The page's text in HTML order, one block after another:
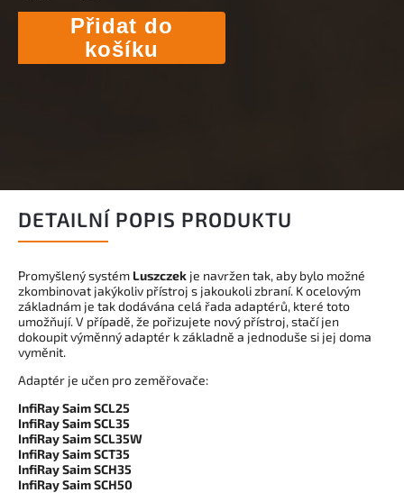
Přidat do
košíku
DETAILNÍ POPIS PRODUKTU
Promyšlený systém Luszczek je navržen tak, aby bylo možné
zkombinovat jakýkoliv přístroj s jakoukoli zbraní. K ocelovým
základnám je tak dodávána celá řada adaptérů, které toto
umožňují. V případě, že pořizujete nový přístroj, stačí jen
dokoupit výměnný adaptér k základně a jednoduše si jej doma
vyměnit.
Adaptér je učen pro zeměřovače:
InfiRay Saim SCL25
InfiRay Saim SCL35
InfiRay Saim SCL35W
InfiRay Saim SCT35
InfiRay Saim SCH35
InfiRay Saim SCH50